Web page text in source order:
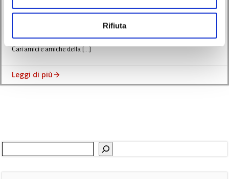
Rifiuta
09/01/2025
Il Brutto Anatroccolo – Laboratorio Musicale in Biblioteca!
Cari amici e amiche della […]
Leggi di più